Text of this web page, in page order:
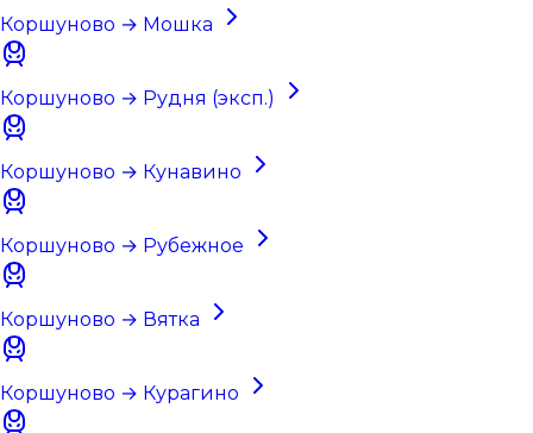
Коршуново → Мошка
Коршуново → Рудня (эксп.)
Коршуново → Кунавино
Коршуново → Рубежное
Коршуново → Вятка
Коршуново → Курагино